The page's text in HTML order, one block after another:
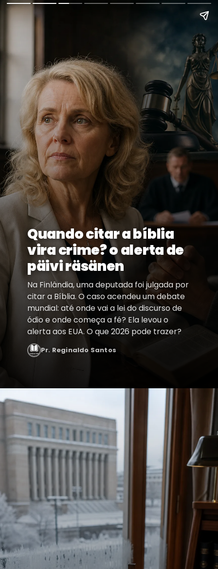
Quando citar a bíblia
vira crime? o alerta de
päivi räsänen
Na Finlândia, uma deputada foi julgada por
citar a Bíblia. O caso acendeu um debate
mundial: até onde vai a lei do discurso de
ódio e onde começa a fé? Ela levou o
alerta aos EUA. O que 2026 pode trazer?
Pr. Reginaldo Santos